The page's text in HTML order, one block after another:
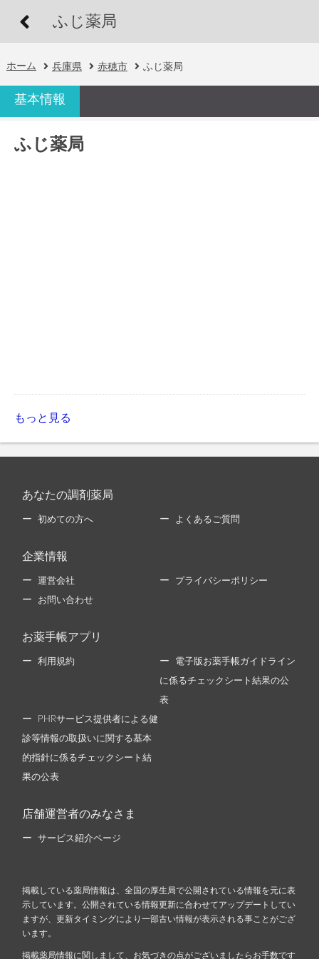
ふじ薬局
ホーム 兵庫県 赤穂市 ふじ薬局
基本情報
ふじ薬局
もっと見る
あなたの調剤薬局
初めての方へ よくあるご質問
企業情報
運営会社 プライバシーポリシー
お問い合わせ
お薬手帳アプリ
利用規約 電子版お薬手帳ガイドライン
に係るチェックシート結果の公
表
PHRサービス提供者による健
診等情報の取扱いに関する基本
的指針に係るチェックシート結
果の公表
店舗運営者のみなさま
サービス紹介ページ
掲載している薬局情報は、全国の厚生局で公開されている情報を元に表
示しています。公開されている情報更新に合わせてアップデートしてい
ますが、更新タイミングにより一部古い情報が表示される事ことがござ
います。
掲載薬局情報に関しまして、お気づきの点がございましたらお手数です